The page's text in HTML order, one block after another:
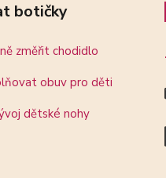
botičky
změřit chodidlo
obuv pro děti
dětské nohy